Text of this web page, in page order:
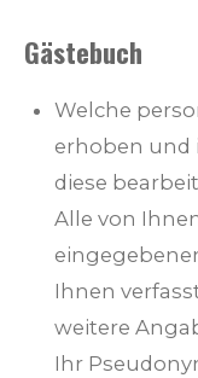
Gästebuch
Welche
erhoben und
diese
Alle von
Ihnen
weitere
Ihr